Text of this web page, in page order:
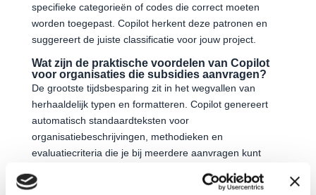
specifieke categorieën of codes die correct moeten
worden toegepast. Copilot herkent deze patronen en
suggereert de juiste classificatie voor jouw project.
Wat zijn de praktische voordelen van Copilot
voor organisaties die subsidies aanvragen?
De grootste tijdsbesparing zit in het wegvallen van
herhaaldelijk typen en formatteren. Copilot genereert
automatisch standaardteksten voor
organisatiebeschrijvingen, methodieken en
evaluatiecriteria die je bij meerdere aanvragen kunt
verkorten, vooral voor organisaties die regelmatig